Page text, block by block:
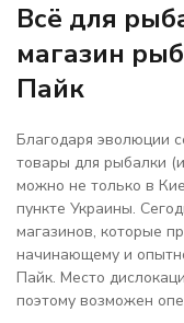
Всё для
магазин
Пайк
Благодаря эволюции
товары для рыбалки
можно не только в
пункте Украины.
магазинов, которые
начинающему и
Пайк. Место
поэтому возможен